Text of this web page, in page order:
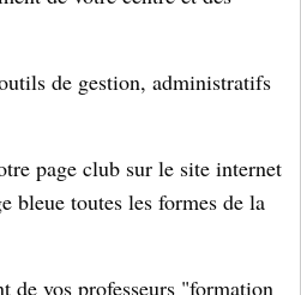
de gestion, administratifs
page club sur le site internet
bleue toutes les formes de la
de vos professeurs "formation